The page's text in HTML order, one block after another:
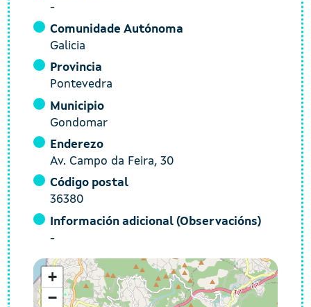
-
Comunidade Autónoma
Galicia
Provincia
Pontevedra
Municipio
Gondomar
Enderezo
Av. Campo da Feira, 30
Código postal
36380
Información adicional (Observacións)
-
+
−